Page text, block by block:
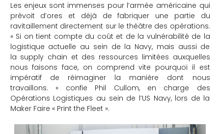
Les enjeux sont immenses pour l’armée américaine qui
prévoit d’ores et déjà de fabriquer une partie du
ravitaillement directement sur le théâtre des opérations.
« Si on tient compte du coût et de la vulnérabilité de la
logistique actuelle au sein de la Navy, mais aussi de
la supply chain et des ressources limitées auxquelles
nous faisons face, on comprend vite pourquoi il est
impératif de réimaginer la manière dont nous
travaillons. » confie Phil Cullom, en charge des
Opérations Logistiques au sein de l’US Navy, lors de la
Maker Faire « Print the Fleet ».